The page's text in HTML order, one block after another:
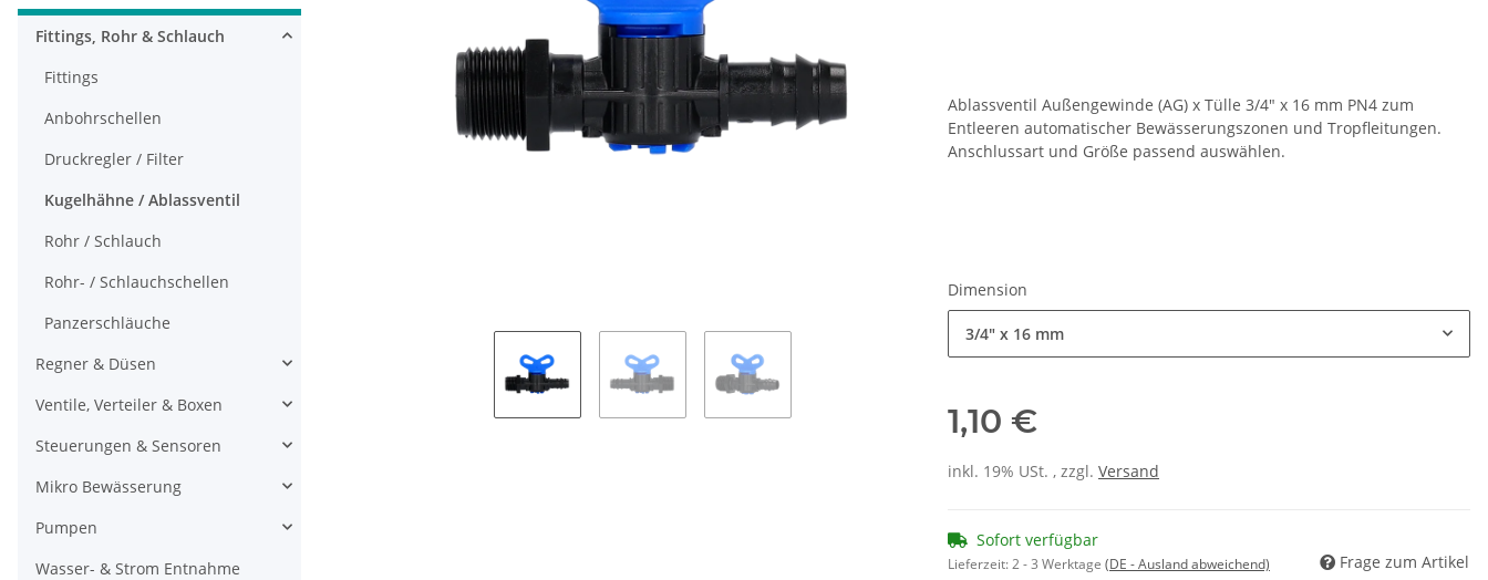
Ablassventil Außengewinde (AG) x Tülle 3/4" x 16 mm PN4 zum
Entleeren automatischer Bewässerungszonen und Tropfleitungen.
Anschlussart und Größe passend auswählen.
Dimension
3/4" x 16 mm
1,10 €
inkl. 19% USt. , zzgl. Versand
Sofort verfügbar
Lieferzeit:2 - 3 Werktage (DE - Ausland abweichend) Frage zum Artikel
Fittings, Rohr & Schlauch
Fittings
Anbohrschellen
Druckregler / Filter
Kugelhähne / Ablassventil
Rohr / Schlauch
Rohr- / Schlauchschellen
Panzerschläuche
Regner & Düsen
Ventile, Verteiler & Boxen
Steuerungen & Sensoren
Mikro Bewässerung
Pumpen
Wasser- & Strom Entnahme